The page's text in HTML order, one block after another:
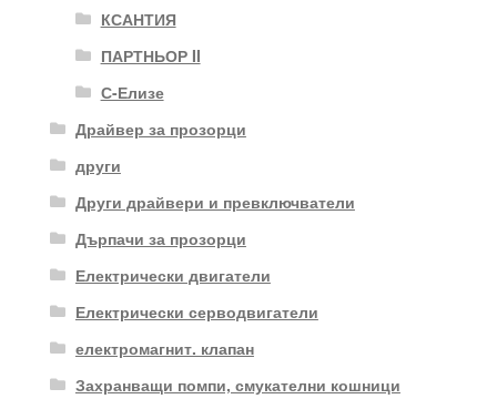
КСАНТИЯ
ПАРТНЬОР II
С-Елизе
Драйвер за прозорци
други
Други драйвери и превключватели
Дърпачи за прозорци
Електрически двигатели
Електрически серводвигатели
електромагнит. клапан
Захранващи помпи, смукателни кошници